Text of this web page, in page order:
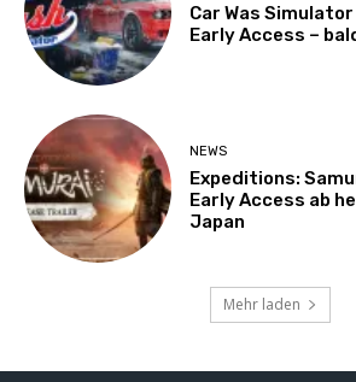
Car Was
Early Access –
NEWS
Expeditions:
Early Access ab
Japan
Mehr laden